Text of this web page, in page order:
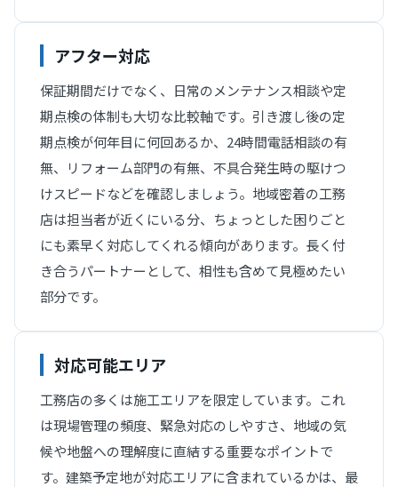
アフター対応
保証期間だけでなく、日常のメンテナンス相談や定
期点検の体制も大切な比較軸です。引き渡し後の定
期点検が何年目に何回あるか、24時間電話相談の有
無、リフォーム部門の有無、不具合発生時の駆けつ
けスピードなどを確認しましょう。地域密着の工務
店は担当者が近くにいる分、ちょっとした困りごと
にも素早く対応してくれる傾向があります。長く付
き合うパートナーとして、相性も含めて見極めたい
部分です。
対応可能エリア
工務店の多くは施工エリアを限定しています。これ
は現場管理の頻度、緊急対応のしやすさ、地域の気
候や地盤への理解度に直結する重要なポイントで
す。建築予定地が対応エリアに含まれているかは、最